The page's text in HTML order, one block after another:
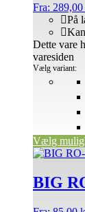
Fra: 289,00
På
Vælg variant:
Vælg
Dette vare
varesiden
BIG